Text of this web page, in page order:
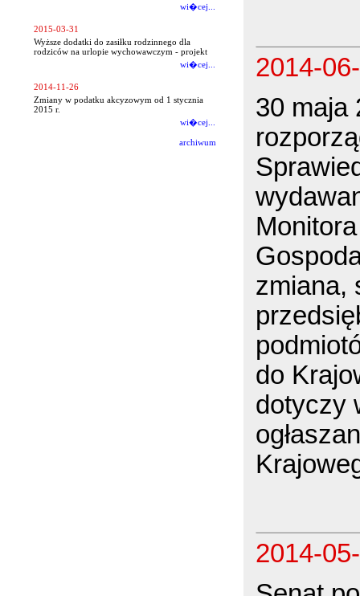
wi�cej...
2015-03-31
Wyższe dodatki do zasiłku rodzinnego dla
rodziców na urlopie wychowawczym - projekt
wi�cej...
2014-11-26
Zmiany w podatku akcyzowym od 1 stycznia
2015 r.
wi�cej...
archiwum
2014-
30 maja
zmiana,
do
dotyczy
2014-